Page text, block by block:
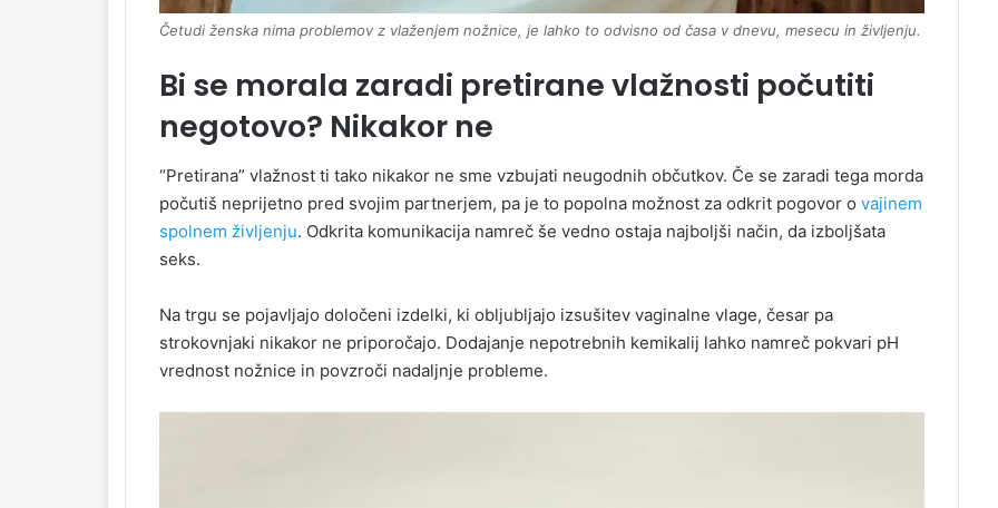
Četudi ženska nima problemov z vlaženjem nožnice, je lahko to odvisno od časa v dnevu, mesecu in življenju.
Bi se morala zaradi pretirane vlažnosti počutiti
negotovo? Nikakor ne
“Pretirana” vlažnost ti tako nikakor ne sme vzbujati neugodnih občutkov. Če se zaradi tega morda
počutiš neprijetno pred svojim partnerjem, pa je to popolna možnost za odkrit pogovor o vajinem
spolnem življenju. Odkrita komunikacija namreč še vedno ostaja najboljši način, da izboljšata
seks.
Na trgu se pojavljajo določeni izdelki, ki obljubljajo izsušitev vaginalne vlage, česar pa
strokovnjaki nikakor ne priporočajo. Dodajanje nepotrebnih kemikalij lahko namreč pokvari pH
vrednost nožnice in povzroči nadaljnje probleme.